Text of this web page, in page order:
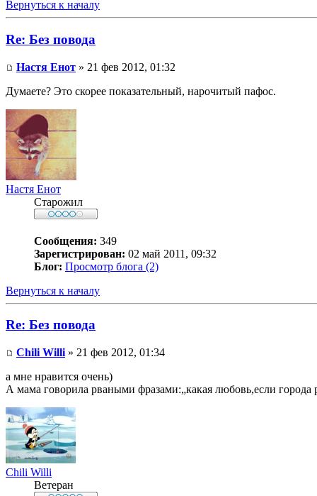
Вернуться к началу
Re: Без повода
Настя Енот » 21 фев 2012, 01:32
Думаете? Это скорее показательный, нарочитый пафос.
Настя Енот
Старожил
Сообщения: 349
Зарегистрирован: 02 май 2011, 09:32
Блог: Просмотр блога (2)
Вернуться к началу
Re: Без повода
Chili Willi » 21 фев 2012, 01:34
а мне нравится очень)
А мама говорила рваными фразами:„какая любовь,если города
Chili Willi
Ветеран